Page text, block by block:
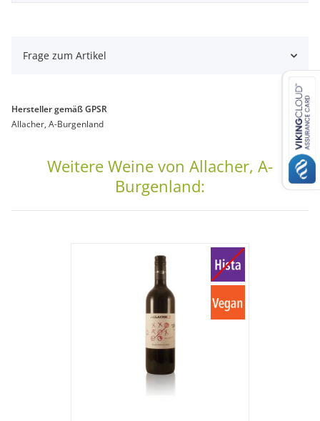
Frage zum Artikel
Hersteller gemäß GPSR
Allacher, A-Burgenland
Weitere Weine von Allacher, A-
Burgenland: